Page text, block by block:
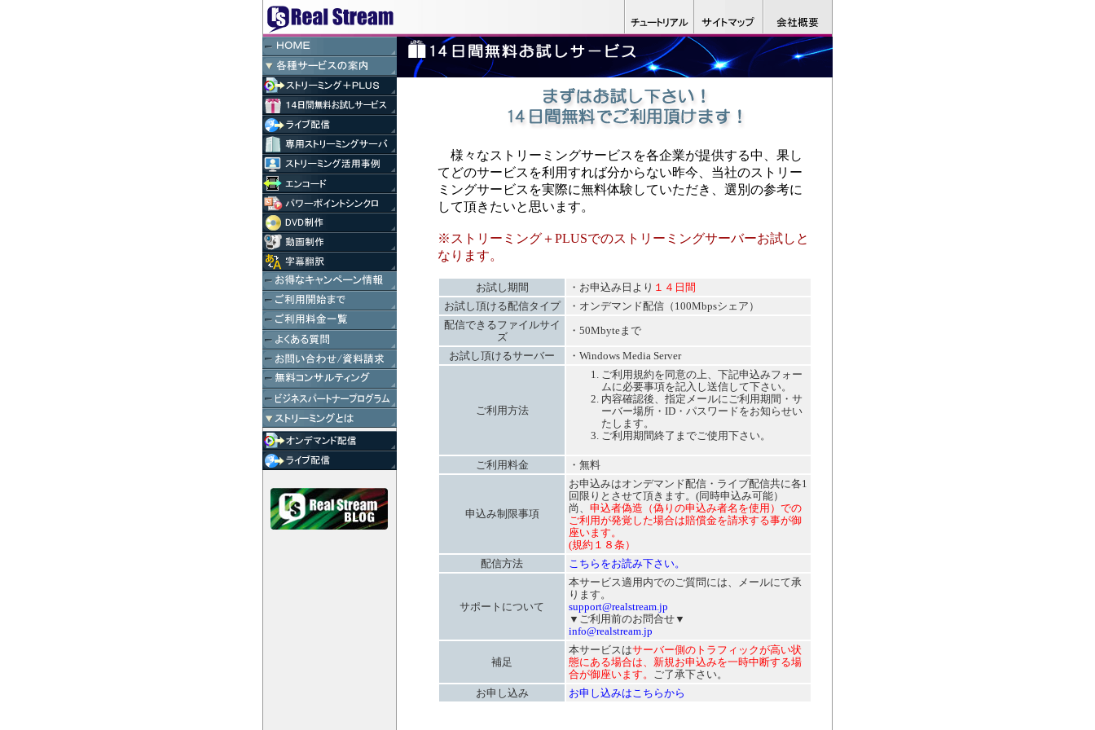
様々なストリーミングサービスを各企業が提供する中、果し
てどのサービスを利用すれば分からない昨今、当社のストリー
ミングサービスを実際に無料体験していただき、選別の参考に
して頂きたいと思います。
※ストリーミング＋PLUSでのストリーミングサーバーお試しと
なります。
お試し期間 ・お申込み日より １４日間
お試し頂ける配信タイプ
・オンデマンド配信（100Mbpsシェア）
配信できるファイルサイ
ズ
・50Mbyteまで
お試し頂けるサーバー ・Windows Media Server
ご利用方法
ご利用規約を同意の上、下記申込みフォー
ムに必要事項を記入し送信して下さい。
内容確認後、指定メールにご利用期間・サ
ーバー場所・ID・パスワードをお知らせい
たします。
ご利用期間終了までご使用下さい。
ご利用料金 ・無料
申込み制限事項
お申込みはオンデマンド配信・ライブ配信共に各1
回限りとさせて頂きます。(同時申込み可能）
尚、 申込者偽造（偽りの申込み者名を使用）での
ご利用が発覚した場合は賠償金を請求する事が御
座います。
(規約１８条）
配信方法
こちらをお読み下さい。
サポートについて
本サービス適用内でのご質問には、メールにて承
ります。
support@realstream.jp
▼ご利用前のお問合せ▼
info@realstream.jp
補足
本サービスはサーバー側のトラフィックが高い状
態にある場合は、新規お申込みを一時中断する場
合が御座います。 ご了承下さい。
お申し込み
お申し込みはこちらから